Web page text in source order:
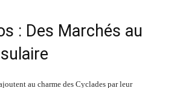
: Des Marchés au
au charme des Cyclades par leur